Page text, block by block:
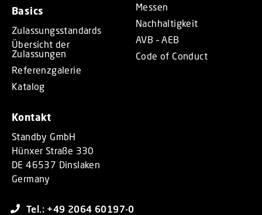
Basics
Zulassungsstandards
Übersicht der
Zulassungen
Referenzgalerie
Katalog
Messen
Nachhaltigkeit
AVB – AEB
Code of Conduct
Kontakt
Standby GmbH
Hünxer Straße 330
DE 46537 Dinslaken
Germany
Tel.: +49 2064 60197-0